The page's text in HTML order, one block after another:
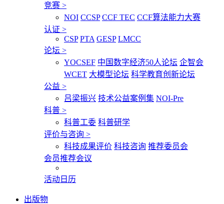
竞赛 >
NOI CCSP CCF TEC CCF算法能力大赛
认证 >
CSP PTA GESP LMCC
论坛 >
YOCSEF 中国数字经济50人论坛 企智会
WCET 大模型论坛 科学教育创新论坛
公益 >
吕梁振兴 技术公益案例集 NOI-Pre
科普 >
科普工委 科普研学
评价与咨询 >
科技成果评价 科技咨询 推荐委员会
会员推荐会议
活动日历
出版物